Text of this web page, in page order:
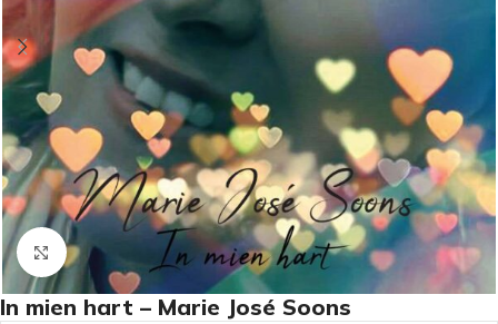
Klik om te vergroten
In mien hart – Marie José Soons